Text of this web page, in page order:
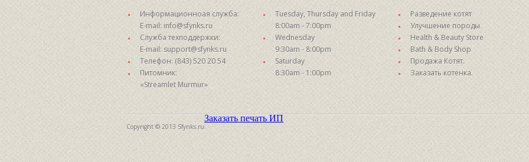
Информационноая служба:
E-mail: info@sfynks.ru
Служба техподдержки:
E-mail: support@sfynks.ru
Телефон: (843) 520 20 54
Питомник:
«Streamlet Murmur»
Tuesday, Thursday and Friday
8:00am - 7:00pm
Wednesday
9:30am - 8:00pm
Saturday
8:30am - 1:00pm
Разведение котят
Улучшение породы
Health & Beauty Store
Bath & Body Shop
Продажа Котят.
Заказать котенка.
Copyright © 2013 Sfynks.ru
Заказать печать ИП